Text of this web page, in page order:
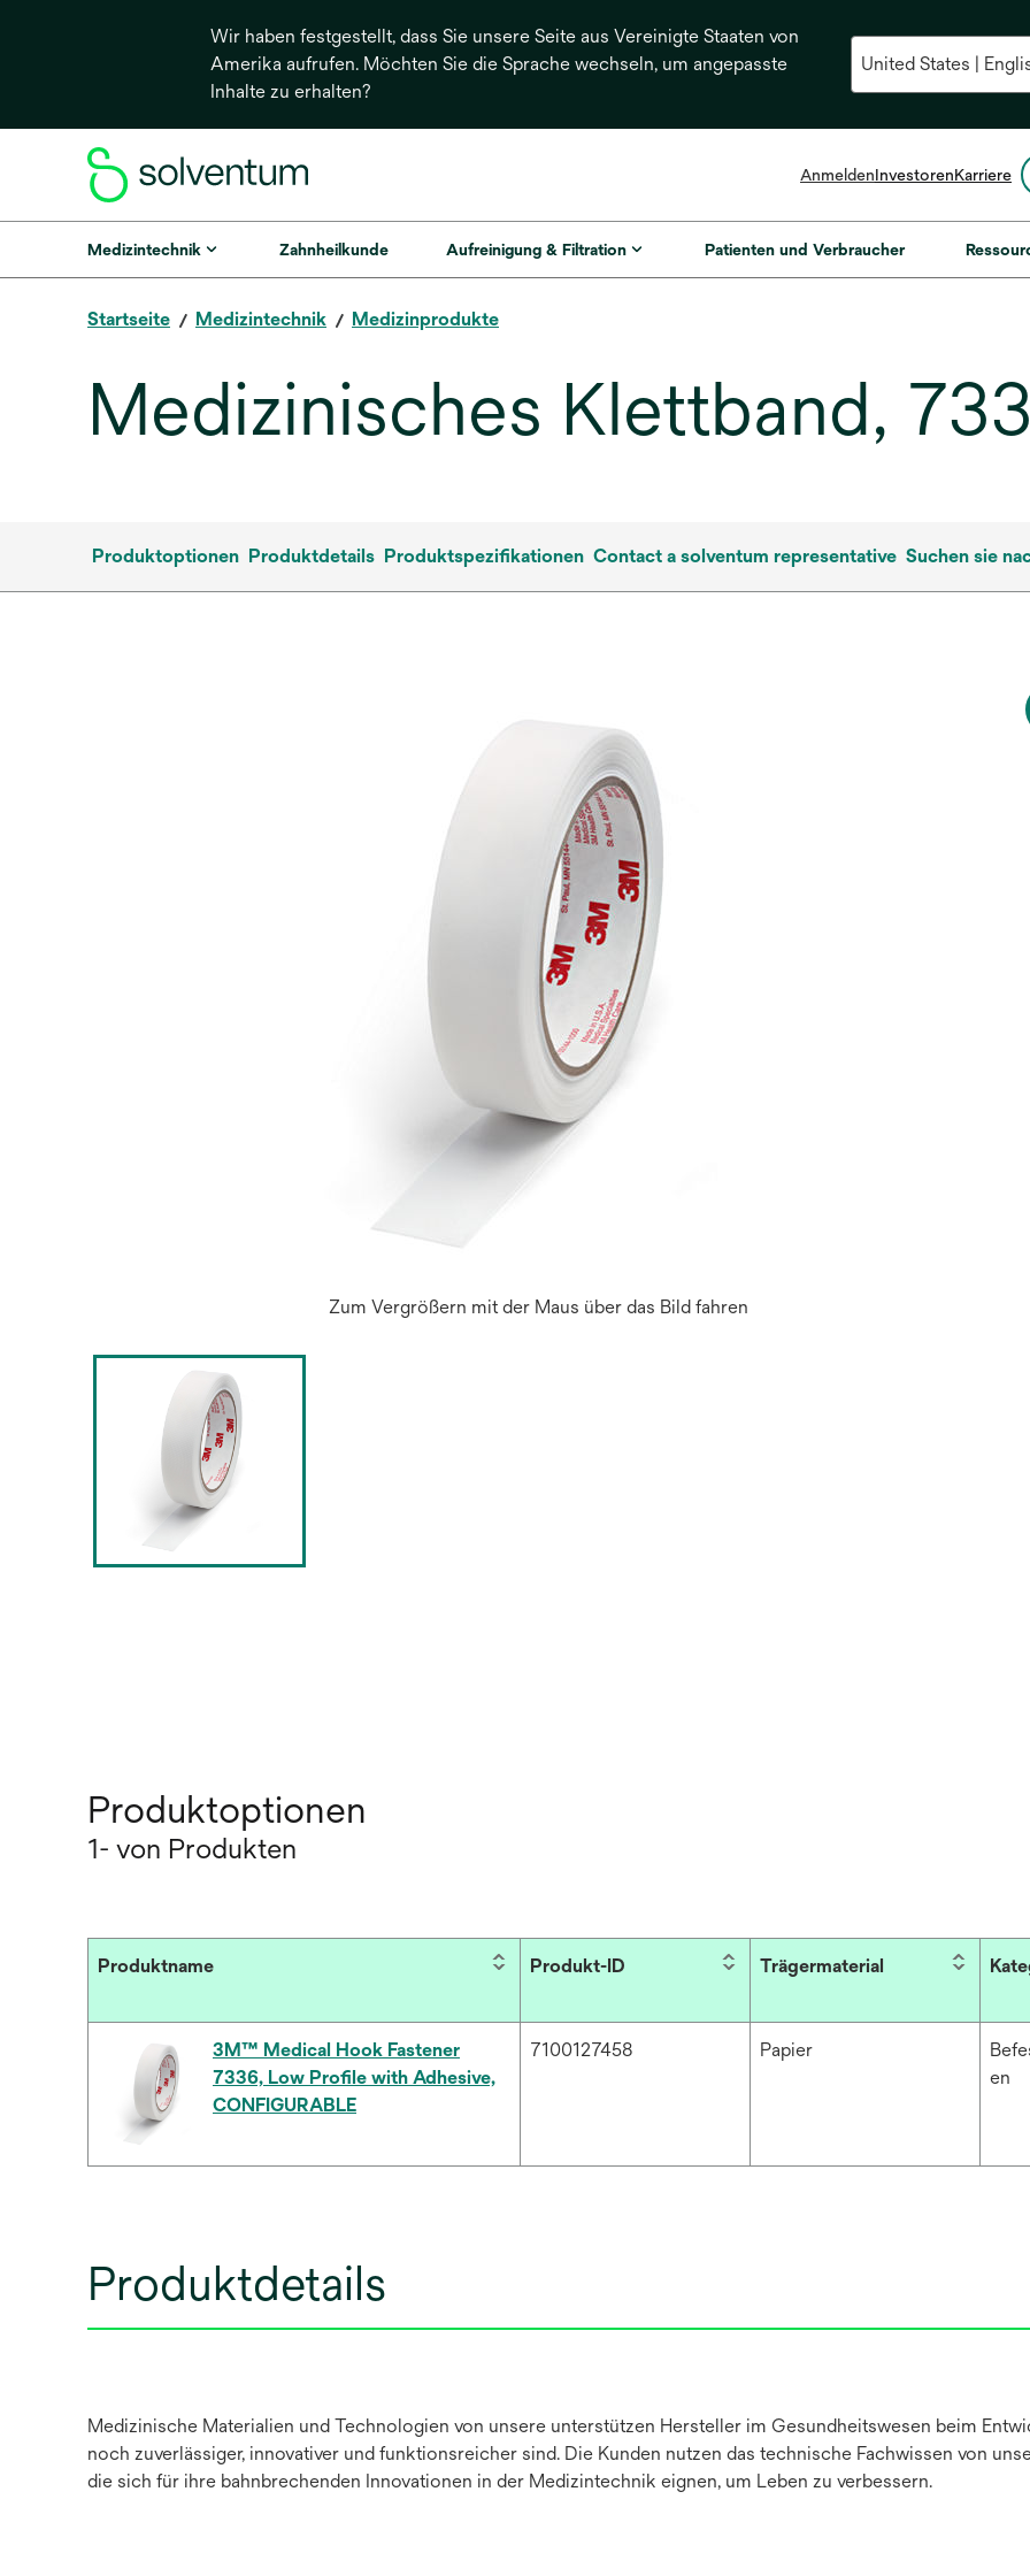
Wir haben festgestellt, dass Sie unsere Seite aus Vereinigte Staaten von
Amerika aufrufen. Möchten Sie die Sprache wechseln, um angepasste
Inhalte zu erhalten?
AnmeldenInvestorenKarriere
Medizintechnik Zahnheilkunde Aufreinigung & Filtration Patienten und Verbraucher
Startseite Medizintechnik Medizinprodukte
Medizinisches Klettband,
Produktoptionen Produktdetails Produktspezifikationen Contact a solventum representative Suchen sie
Zum Vergrößern mit der Maus über das Bild fahren
Produktoptionen
1- von Produkten
Produktname Produkt-ID Trägermaterial
3M™ Medical Hook Fastener
7336, Low Profile with Adhesive,
CONFIGURABLE
7100127458 Papier
en
Produktdetails
Medizinische Materialien und Technologien von unsere unterstützen Hersteller im Gesundheitswesen beim
noch zuverlässiger, innovativer und funktionsreicher sind. Die Kunden nutzen das technische Fachwissen von
die sich für ihre bahnbrechenden Innovationen in der Medizintechnik eignen, um Leben zu verbessern.